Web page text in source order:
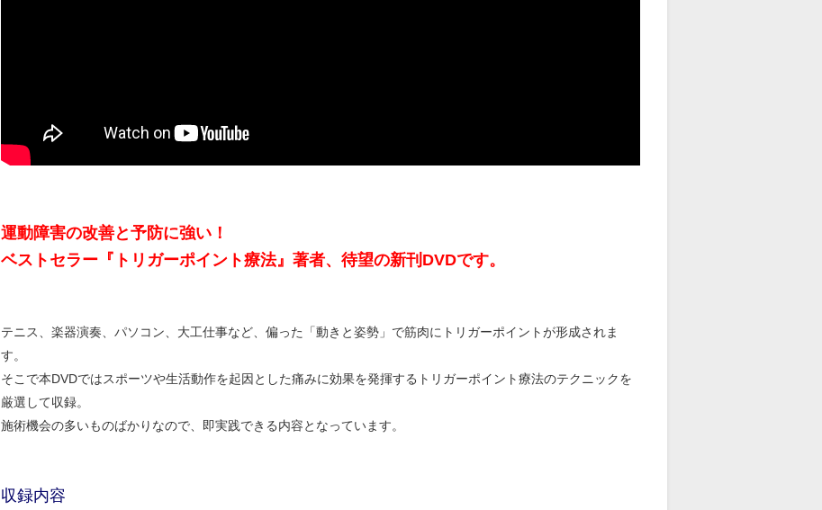
運動障害の改善と予防に強い！
ベストセラー『トリガーポイント療法』著者、待望の新刊DVDです。
テニス、楽器演奏、パソコン、大工仕事など、偏った「動きと姿勢」で筋肉にトリガーポイントが形成されま
す。
そこで本DVDではスポーツや生活動作を起因とした痛みに効果を発揮するトリガーポイント療法のテクニックを
厳選して収録。
施術機会の多いものばかりなので、即実践できる内容となっています。
収録内容